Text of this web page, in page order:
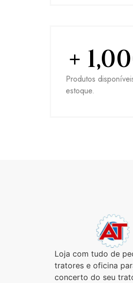
Produtos
estoque.
+
Loja com tudo de
tratores e oficina
concerto do seu